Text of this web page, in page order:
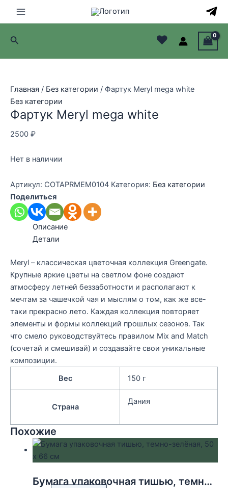
Main
Menu
Поиск ♥
Главная / Без категории / Фартук Meryl mega white
Без категории
Фартук Meryl mega white
2500 ₽
Нет в наличии
Артикул: COTAPRMEM0104 Категория: Без категории
Поделиться
Описание
Детали
Meryl – классическая цветочная коллекция Greengate.
Крупные яркие цветы на светлом фоне создают
атмосферу летней беззаботности и располагают к
мечтам за чашечкой чая и мыслям о том, как же все-
таки прекрасно лето. Каждая коллекция повторяет
элементы и формы коллекций прошлых сезонов. Так
что смело руководствуйтесь правилом Mix and Match
(сочетай и смешивай) и создавайте свои уникальные
композиции.
Вес
150 г
Страна
Дания
Похожие
Бумага упаковочная тишью, темно-зелёная, 50 х 66 см